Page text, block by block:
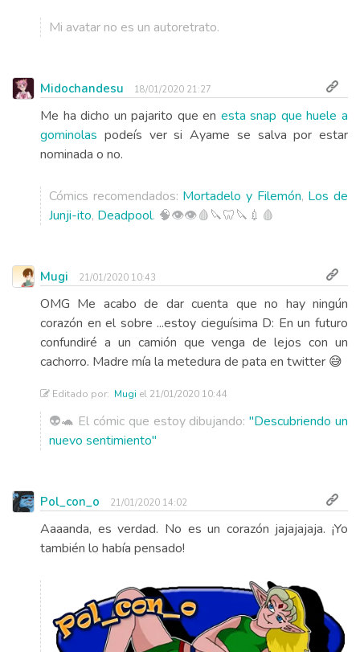
Mi avatar no es un autoretrato.
Midochandesu 18/01/2020 21:27
Me ha dicho un pajarito que en esta snap que huele a
gominolas podeís ver si Ayame se salva por estar
nominada o no.
Cómics recomendados: Mortadelo y Filemón, Los de
Junji-ito, Deadpool. 🧠👁️👁️🩸🔪🦷🔪💉🩸
Mugi 21/01/2020 10:43
OMG Me acabo de dar cuenta que no hay ningún
corazón en el sobre ...estoy cieguísima D: En un futuro
confundiré a un camión que venga de lejos con un
cachorro. Madre mía la metedura de pata en twitter 😅
Editado por: Mugi el 21/01/2020 10:44
👽🐢 El cómic que estoy dibujando:"Descubriendo un
nuevo sentimiento"
Pol_con_o 21/01/2020 14:02
Aaaanda, es verdad. No es un corazón jajajajaja. ¡Yo
también lo había pensado!